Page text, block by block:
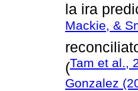
la ira
Mackie, &
(Tam et al.,
Gonzalez